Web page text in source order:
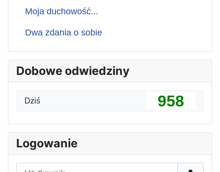
Moja duchowość...
Dwa zdania o sobie
Dobowe odwiedziny
Dziś 958
Logowanie